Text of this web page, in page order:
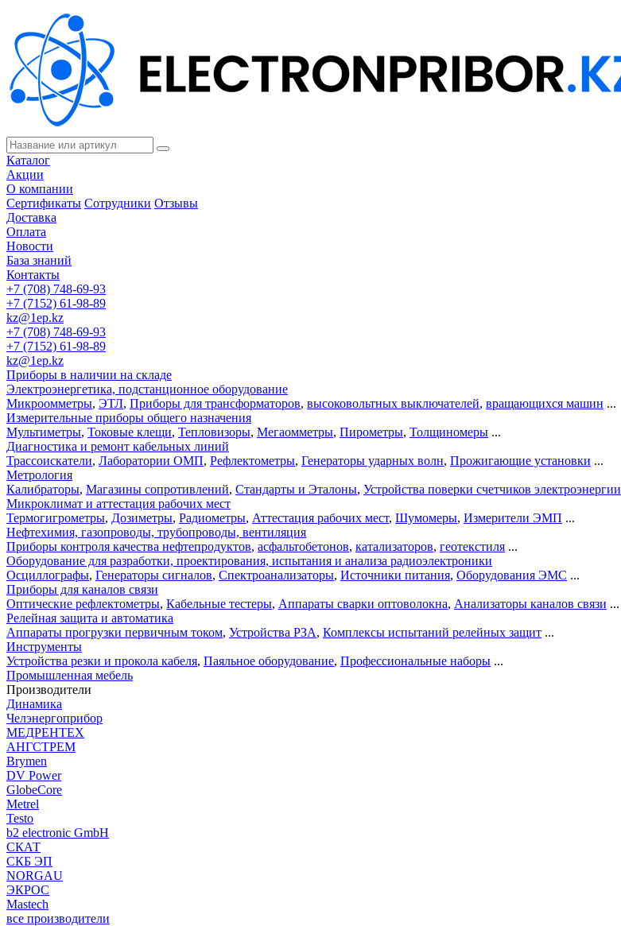
Каталог
Акции
О компании
Сертификаты Сотрудники Отзывы
Доставка
Оплата
Новости
База знаний
Контакты
+7 (708) 748-69-93
+7 (7152) 61-98-89
kz@1ep.kz
+7 (708) 748-69-93
+7 (7152) 61-98-89
kz@1ep.kz
Приборы в наличии на складе
Электроэнергетика, подстанционное оборудование
Микроомметры, ЭТЛ, Приборы для трансформаторов, высоковольтных выключателей, вращающихся машин ...
Измерительные приборы общего назначения
Мультиметры, Токовые клещи, Тепловизоры, Мегаомметры, Пирометры, Толщиномеры ...
Диагностика и ремонт кабельных линий
Трассоискатели, Лаборатории ОМП, Рефлектометры, Генераторы ударных волн, Прожигающие установки ...
Метрология
Калибраторы, Магазины сопротивлений, Стандарты и Эталоны, Устройства поверки счетчиков электроэнергии
Микроклимат и аттестация рабочих мест
Термогигрометры, Дозиметры, Радиометры, Аттестация рабочих мест, Шумомеры, Измерители ЭМП ...
Нефтехимия, газопроводы, трубопроводы, вентиляция
Приборы контроля качества нефтепродуктов, асфальтобетонов, катализаторов, геотекстиля ...
Оборудование для разработки, проектирования, испытания и анализа радиоэлектроники
Осциллографы, Генераторы сигналов, Спектроанализаторы, Источники питания, Оборудования ЭМС ...
Приборы для каналов связи
Оптические рефлектометры, Кабельные тестеры, Аппараты сварки оптоволокна, Анализаторы каналов связи ...
Релейная защита и автоматика
Аппараты прогрузки первичным током, Устройства РЗА, Комплексы испытаний релейных защит ...
Инструменты
Устройства резки и прокола кабеля, Паяльное оборудование, Профессиональные наборы ...
Промышленная мебель
Производители
Динамика
Челэнергоприбор
МЕДРЕНТЕХ
АНГСТРЕМ
Brymen
DV Power
GlobeCore
Metrel
Testo
b2 electronic GmbH
СКАТ
СКБ ЭП
NORGAU
ЭКРОС
Mastech
все производители